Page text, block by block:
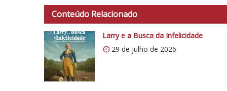
p
:
/
/
i
Conteúdo Relacionado
Larry e a Busca da Infelicidade
29 de julho de 2026